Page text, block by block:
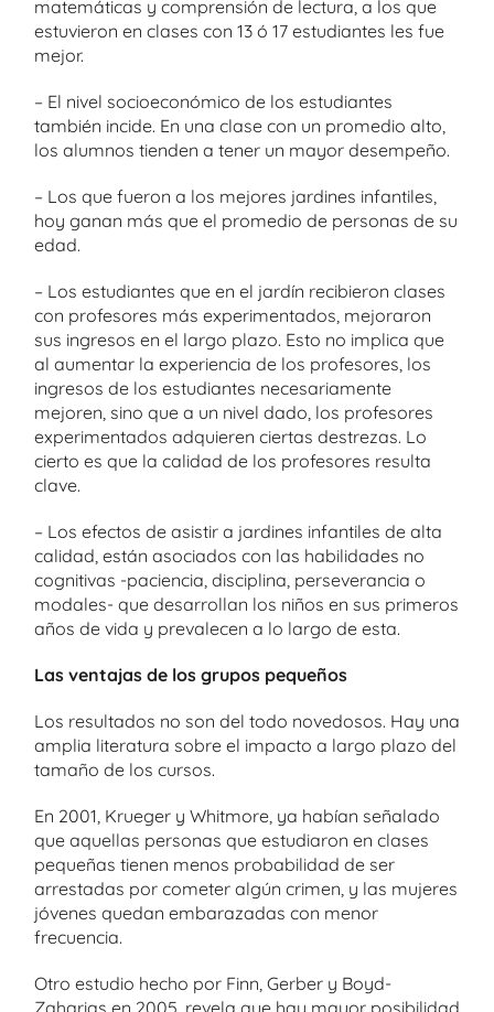
matemáticas y comprensión de lectura, a los que
estuvieron en clases con 13 ó 17 estudiantes les fue
mejor.
– El nivel socioeconómico de los estudiantes
también incide. En una clase con un promedio alto,
los alumnos tienden a tener un mayor desempeño.
– Los que fueron a los mejores jardines infantiles,
hoy ganan más que el promedio de personas de su
edad.
– Los estudiantes que en el jardín recibieron clases
con profesores más experimentados, mejoraron
sus ingresos en el largo plazo. Esto no implica que
al aumentar la experiencia de los profesores, los
ingresos de los estudiantes necesariamente
mejoren, sino que a un nivel dado, los profesores
experimentados adquieren ciertas destrezas. Lo
cierto es que la calidad de los profesores resulta
clave.
– Los efectos de asistir a jardines infantiles de alta
calidad, están asociados con las habilidades no
cognitivas -paciencia, disciplina, perseverancia o
modales- que desarrollan los niños en sus primeros
años de vida y prevalecen a lo largo de esta.
Las ventajas de los grupos pequeños
Los resultados no son del todo novedosos. Hay una
amplia literatura sobre el impacto a largo plazo del
tamaño de los cursos.
En 2001, Krueger y Whitmore, ya habían señalado
que aquellas personas que estudiaron en clases
pequeñas tienen menos probabilidad de ser
arrestadas por cometer algún crimen, y las mujeres
jóvenes quedan embarazadas con menor
frecuencia.
Otro estudio hecho por Finn, Gerber y Boyd-
Zaharias en 2005, revela que hay mayor posibilidad